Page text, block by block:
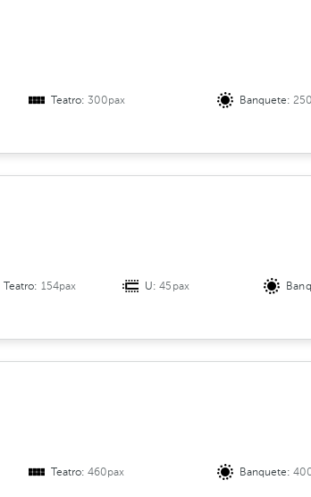
Teatro:300pax Banquete:
Teatro: 154pax U:45pax
Teatro:460pax Banquete: